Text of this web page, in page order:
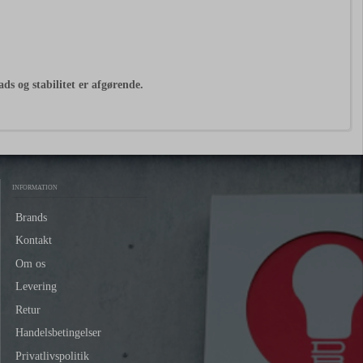
og stabilitet er afgørende.
INFORMATION
Brands
Kontakt
Om os
Levering
Retur
Handelsbetingelser
Privatlivspolitik